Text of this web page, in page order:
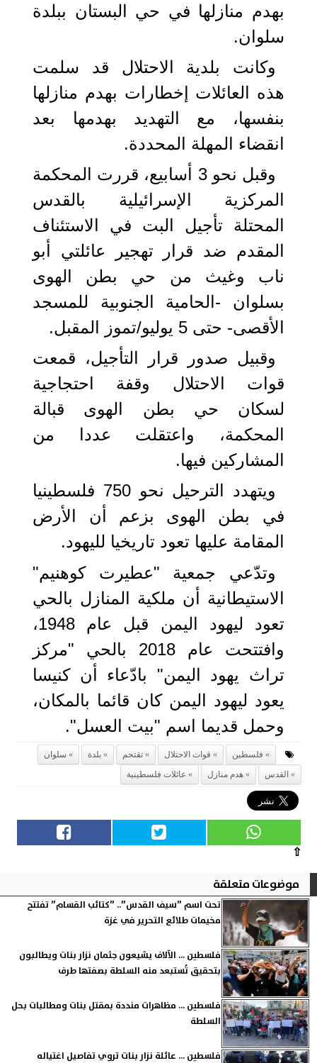
بهدم منازلها في حي البستان ببلدة
سلوان.
وكانت بلدية الاحتلال قد سلمت
هذه العائلات إخطارات بهدم منازلها
بنفسها، مع التهديد بهدمها بعد
انقضاء المهلة المحددة.
وقبل نحو 3 أسابيع، قررت المحكمة
المركزية الإسرائيلية بالقدس
المحتلة تأجيل البت في الاستئناف
المقدم ضد قرار تهجير عائلتي أبو
ناب وغيث من حي بطن الهوى
بسلوان -الحامية الجنوبية للمسجد
الأقصى- حتى 5 يوليو/تموز المقبل.
وقبيل صدور قرار التأجيل، قمعت
قوات الاحتلال وقفة احتجاجية
لسكان حي بطن الهوى قبالة
المحكمة، واعتقلت عددا من
المشاركين فيها.
ويتهدد الترحيل نحو 750 فلسطينيا
في بطن الهوى بزعم أن الأرض
المقامة عليها تعود تاريخيا لليهود.
وتدّعي جمعية "عطيرت كوهنيم"
الاستيطانية أن ملكية المنازل بالحي
تعود ليهود اليمن قبل عام 1948،
وافتتحت عام 2018 بالحي "مركز
تراث يهود اليمن" بادّعاء أن كنيسا
يعود ليهود اليمن كان قائما بالمكان،
وحمل قديما اسم "بيت العسل".
فلسطين قوات الاحتلال تقتحم بلدة
سلوان
القدس
هدم منازل عائلات فلسطينية
⇧
موضوعات متعلقة
تحت اسم ”سيف القدس”.. ”كتائب القسام” تفتتح
مخيمات طلائع التحرير في غزة
فلسطين ... الآلاف يشيعون جثمان نزار بنات ويطالبون
بتحقيق تُستبعد منه السلطة بصفتها طرف
فلسطين ... مظاهرات منددة بمقتل بنات ومطالبات بحل
السلطة
فلسطين ... عائلة نزار بنات تروي تفاصيل اغتياله